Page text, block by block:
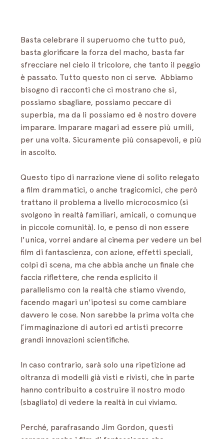
Basta celebrare il superuomo che tutto può,
basta glorificare la forza del macho, basta far
sfrecciare nel cielo il tricolore, che tanto il peggio
è passato. Tutto questo non ci serve.  Abbiamo
bisogno di racconti che ci mostrano che sì,
possiamo sbagliare, possiamo peccare di
superbia, ma da lì possiamo ed è nostro dovere
imparare. Imparare magari ad essere più umili,
per una volta. Sicuramente più consapevoli, e più
in ascolto.
Questo tipo di narrazione viene di solito relegato
a film drammatici, o anche tragicomici, che però
trattano il problema a livello microcosmico (si
svolgono in realtà familiari, amicali, o comunque
in piccole comunità). Io, e penso di non essere
l'unica, vorrei andare al cinema per vedere un bel
film di fantascienza, con azione, effetti speciali,
colpi di scena, ma che abbia anche un finale che
faccia riflettere, che renda esplicito il
parallelismo con la realtà che stiamo vivendo,
facendo magari un'ipotesi su come cambiare
davvero le cose. Non sarebbe la prima volta che
l’immaginazione di autori ed artisti precorre
grandi innovazioni scientifiche.
In caso contrario, sarà solo una ripetizione ad
oltranza di modelli già visti e rivisti, che in parte
hanno contribuito a costruire il nostro modo
(sbagliato) di vedere la realtà in cui viviamo.
Perché, parafrasando Jim Gordon, questi